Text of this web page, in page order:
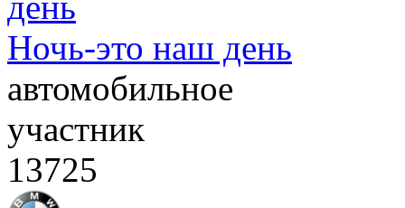
Ночь-это наш день
автомобильное
участник
13725